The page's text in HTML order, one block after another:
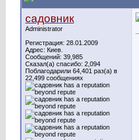
садовник
Administrator
Регистрация: 28.01.2009
Адрес: Киев.
Сообщений: 39,985
Сказал(а) спасибо: 2,094
Поблагодарили 64,401 раз(а) в
22,499 сообщениях